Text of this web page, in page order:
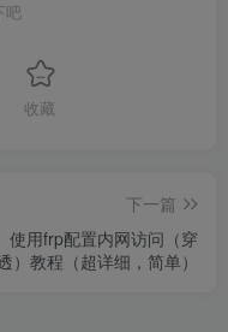
吧
收藏
下一篇
使用frp配置内网访问（穿
）教程（超详细，简单）